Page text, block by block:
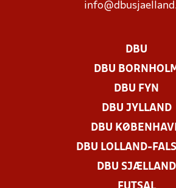
DBU
DBU BORNHOLM
DBU FYN
DBU JYLLAND
DBU
DBU LOLLAND-
DBU SJÆLLAND